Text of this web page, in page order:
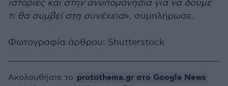
ιστορίες και στην ανυπομονησία για να δούμε
τι θα συμβεί στη συνέχεια», συμπλήρωσε.
Φωτογραφία άρθρου: Shutterstock
Ακολουθήστε το protothema.gr στο Google News